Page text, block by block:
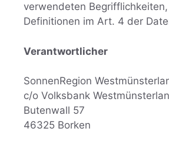
verwendeten
Definitionen im Art. 4 der
Verantwortlicher
SonnenRegion
c/o Volksbank
Butenwall 57
46325 Borken